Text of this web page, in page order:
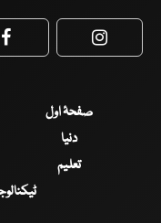
Facebook
صفحۂ اول
دنیا
تعلیم